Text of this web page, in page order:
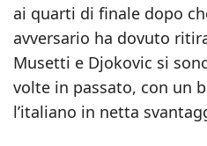
ai quarti di finale dopo
avversario ha dovuto
Musetti e Djokovic si
volte in passato, con un
l’italiano in netta